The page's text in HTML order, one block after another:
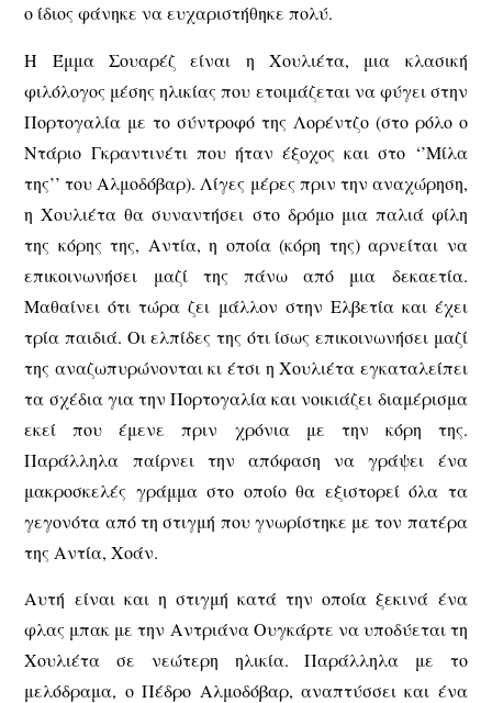
ο ίδιος φάνηκε να ευχαριστήθηκε πολύ.
Η Έμμα Σουαρέζ είναι η Χουλιέτα, μια κλασική
φιλόλογος μέσης ηλικίας που ετοιμάζεται να φύγει στην
Πορτογαλία με το σύντροφό της Λορέντζο (στο ρόλο ο
Ντάριο Γκραντινέτι που ήταν έξοχος και στο ‘’Μίλα
της’’ του Αλμοδόβαρ). Λίγες μέρες πριν την αναχώρηση,
η Χουλιέτα θα συναντήσει στο δρόμο μια παλιά φίλη
της κόρης της, Αντία, η οποία (κόρη της) αρνείται να
επικοινωνήσει μαζί της πάνω από μια δεκαετία.
Μαθαίνει ότι τώρα ζει μάλλον στην Ελβετία και έχει
τρία παιδιά. Οι ελπίδες της ότι ίσως επικοινωνήσει μαζί
της αναζωπυρώνονται κι έτσι η Χουλιέτα εγκαταλείπει
τα σχέδια για την Πορτογαλία και νοικιάζει διαμέρισμα
εκεί που έμενε πριν χρόνια με την κόρη της.
Παράλληλα παίρνει την απόφαση να γράψει ένα
μακροσκελές γράμμα στο οποίο θα εξιστορεί όλα τα
γεγονότα από τη στιγμή που γνωρίστηκε με τον πατέρα
της Αντία, Χοάν.
Αυτή είναι και η στιγμή κατά την οποία ξεκινά ένα
φλας μπακ με την Αντριάνα Ουγκάρτε να υποδύεται τη
Χουλιέτα σε νεώτερη ηλικία. Παράλληλα με το
μελόδραμα, ο Πέδρο Αλμοδόβαρ, αναπτύσσει και ένα